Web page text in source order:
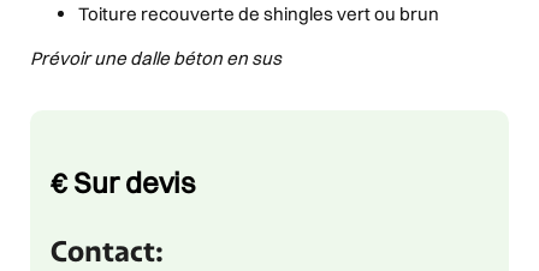
Toiture recouverte de shingles vert ou brun
Prévoir une dalle béton en sus
Price
€Sur devis
Contact: